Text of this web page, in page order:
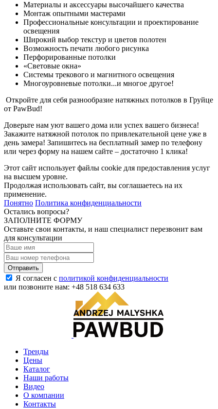
Материалы и аксессуары высочайшего качества
Монтаж опытными мастерами
Профессиональные консультации и проектирование
освещения
Широкий выбор текстур и цветов полотен
Возможность печати любого рисунка
Перфорированные потолки
«Световые окна»
Системы трекового и магнитного освещения
Многоуровневые потолки...и многое другое!
Откройте для себя разнообразие натяжных потолков в Груйце
от PawBud!
Доверьте нам уют вашего дома или успех вашего бизнеса!
Закажите натяжной потолок по привлекательной цене уже в
день замера! Запишитесь на бесплатный замер по телефону
или через форму на нашем сайте – достаточно 1 клика!
Этот сайт использует файлы cookie для предоставления услуг
на высшем уровне.
Продолжая использовать сайт, вы соглашаетесь на их
применение.
Понятно Политика конфиденциальности
Остались вопросы?
ЗАПОЛНИТЕ ФОРМУ
Оставьте свои контакты, и наш специалист перезвонит вам
для консультации
Я согласен с политикой конфиденциальности
или позвоните нам: +48 518 634 633
Тренды
Цены
Каталог
Наши работы
Видео
О компании
Контакты